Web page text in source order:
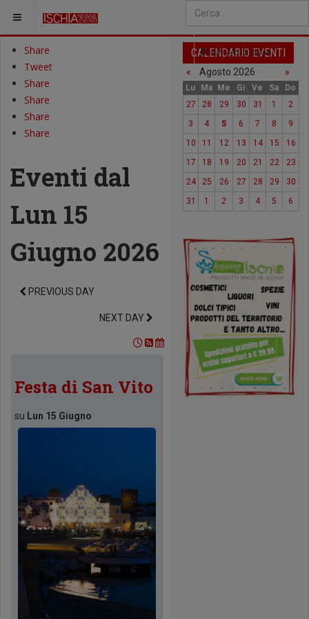
Type 2 or more characters
0 NEW ARTICLES
SEI QUI:
Share
Tweet
Share
Share
Share
Share
Eventi dal
Lun 15
Giugno 2026
PREVIOUS DAY
NEXT DAY
Festa di San Vito
su Lun 15 Giugno
CALENDARIO EVENTI
« Agosto 2026 »
Lu Ma Me Gi Ve Sa
Do
27
28 29 30 31 1
2
3
4 5 6 7 8
9
10
11 12 13 14 15
16
17
18 19 20 21 22
23
24
25 26 27 28 29
30
31
1 2 3 4 5 6